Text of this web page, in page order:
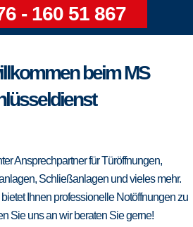
- 160 51 867
beim MS
Ansprechpartner für Türöffnungen,
Schließanlagen und vieles mehr.
Ihnen professionelle Notöffnungen zu
Sie uns an wir beraten Sie gerne!